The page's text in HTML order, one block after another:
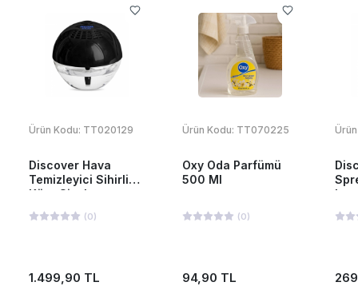
Ürün Kodu: TT020129
Discover Hava
Temizleyici Sihirli
Küre Siyah
(0)
1.499,90 TL
Ürün Kodu: TT070225
Oxy Oda Parfümü
500 Ml
(0)
94,90 TL